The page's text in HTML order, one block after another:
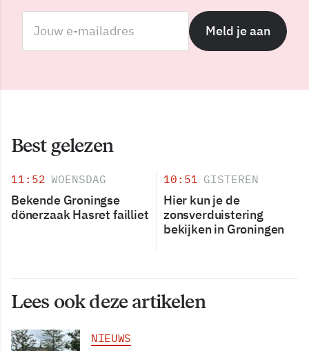
Meld je aan
Best gelezen
11:52 WOENSDAG
Bekende Groningse
dönerzaak Hasret failliet
10:51 GISTEREN
Hier kun je de
zonsverduistering
bekijken in Groningen
Lees ook deze artikelen
NIEUWS